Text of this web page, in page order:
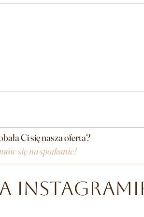
Ci się nasza oferta?
się na spotkanie!